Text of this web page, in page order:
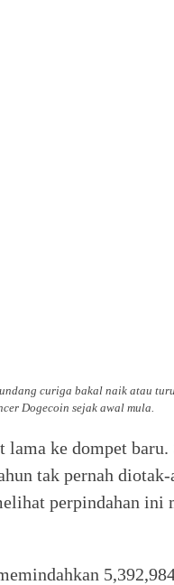
curiga bakal naik atau
Dogecoin sejak awal mula.
ke dompet baru.
tak pernah
perpindahan ini